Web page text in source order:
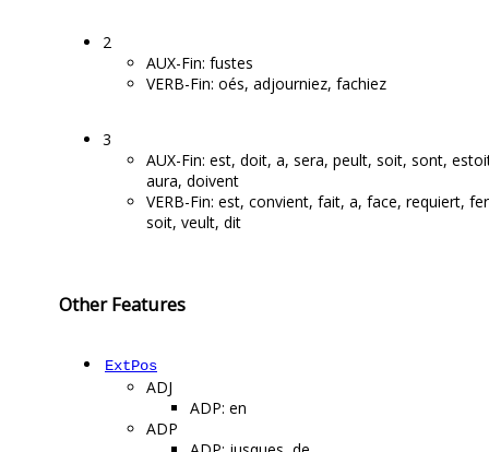
2
AUX-Fin: fustes
VERB-Fin: oés, adjourniez, fachiez
3
AUX-Fin: est, doit, a, sera, peult, soit, sont,
aura, doivent
VERB-Fin: est, convient, fait, a, face, requiert,
soit, veult, dit
Other Features
ExtPos
ADJ
ADP: en
ADP